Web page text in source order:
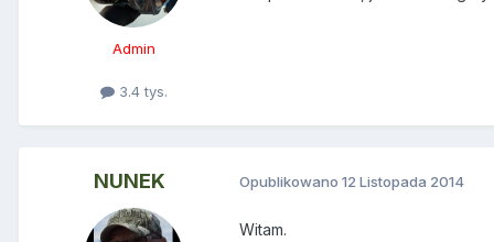
Admin
3.4 tys.
NUNEK Opublikowano 12 Listopada 2014
Witam.